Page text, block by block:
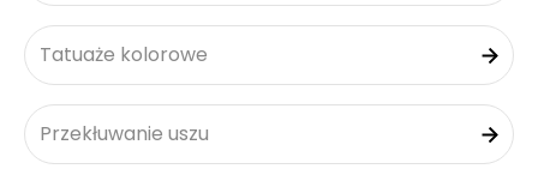
Tatuaże kolorowe
Przekłuwanie uszu